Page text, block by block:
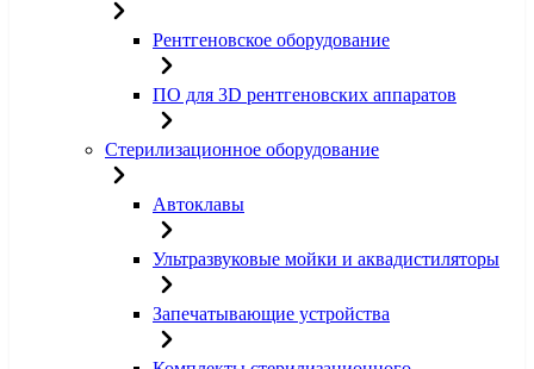
Рентгеновское оборудование
ПО для 3D рентгеновских аппаратов
Стерилизационное оборудование
Автоклавы
Ультразвуковые мойки и аквадистиляторы
Запечатывающие устройства